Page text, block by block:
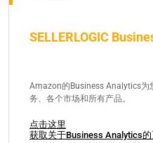
SELLERLOGIC
Amazon的Business Analytics为
务、各个市场和所有产品。
点击这里
获取关于Business Analytics的